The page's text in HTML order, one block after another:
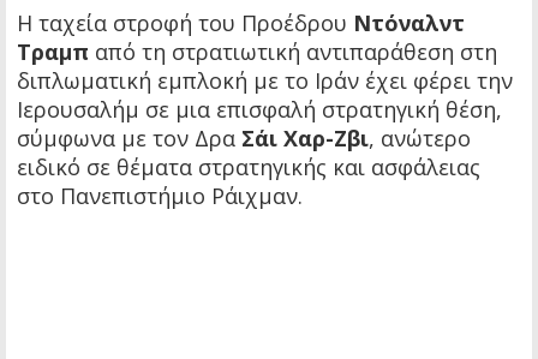
Η ταχεία στροφή του Προέδρου Ντόναλντ
Τραμπ από τη στρατιωτική αντιπαράθεση στη
διπλωματική εμπλοκή με το Ιράν έχει φέρει την
Ιερουσαλήμ σε μια επισφαλή στρατηγική θέση,
σύμφωνα με τον Δρα Σάι Χαρ-Ζβι, ανώτερο
ειδικό σε θέματα στρατηγικής και ασφάλειας
στο Πανεπιστήμιο Ράιχμαν.